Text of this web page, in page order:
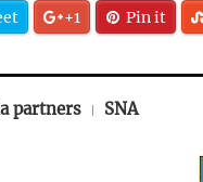
+1 Pin it
partners
SNA